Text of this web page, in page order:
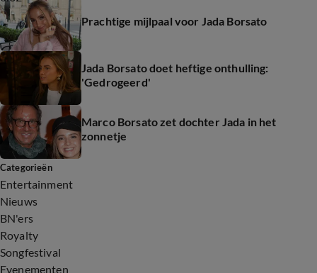
Prachtige mijlpaal voor Jada Borsato
Jada Borsato doet heftige onthulling:
'Gedrogeerd'
Marco Borsato zet dochter Jada in het
zonnetje
Categorieën
Entertainment
Nieuws
BN'ers
Royalty
Songfestival
Evenementen